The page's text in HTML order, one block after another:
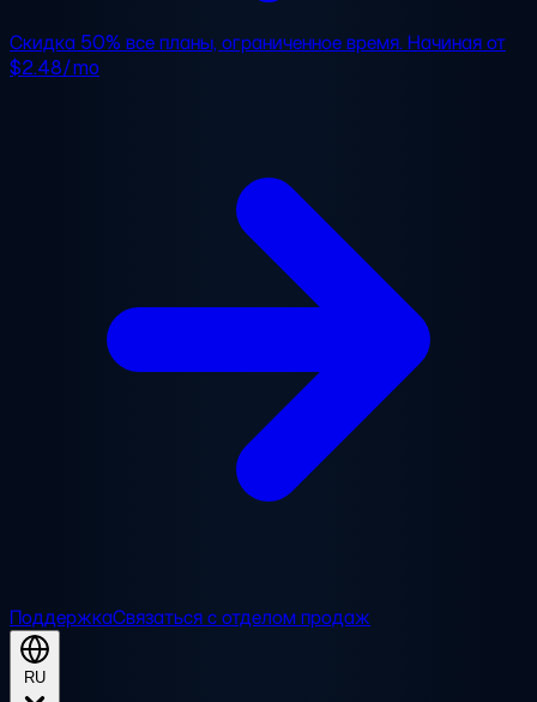
Скидка 50% все планы, ограниченное время. Начиная от
$2.48/mo
ПоддержкаСвязаться с отделом продаж
RU